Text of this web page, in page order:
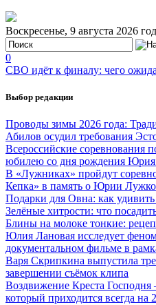
Воскресенье, 9 августа 2026
0
СВО идёт к финалу: чего
Выбор редакции
Проводы зимы 2026 года:
Абилов осудил требования
Всероссийские соревнования
юбилею со дня рождения
В «Лужниках» пройдут
Кепка» в память о Юрии
Подарки для Овна: как
Зелёные хитрости: что
Блины на молоке тонкие:
Юлия Лановая исследует
документальном фильме в
Варя Скрипкина выпустила
завершении съёмок клипа
Воздвижение Креста Господня
который приходится всегда на